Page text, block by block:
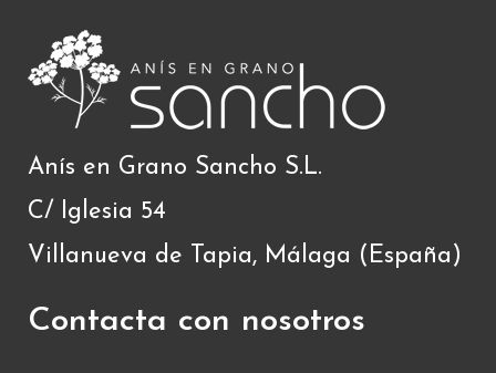
Anís en Grano Sancho S.L.
C/ Iglesia 54
Villanueva de Tapia, Málaga (España)
Contacta con nosotros